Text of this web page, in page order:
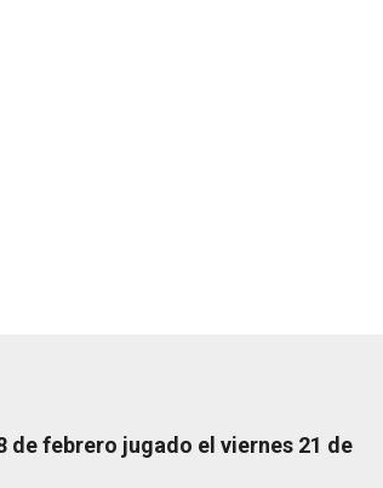
febrero jugado el viernes 21 de